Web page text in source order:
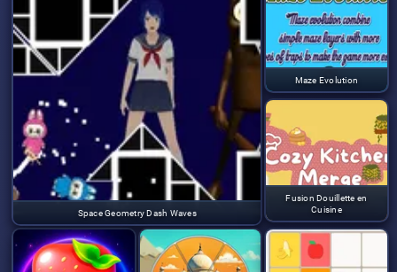
Space Geometry Dash Waves
Maze Evolution
Fusion Douillette en
Cuisine